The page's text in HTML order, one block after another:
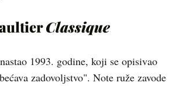
Classique
1993. godine, koji se opisivao
zadovoljstvo". Note ruže zavode